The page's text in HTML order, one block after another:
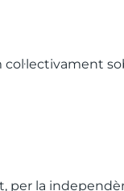
col·lectivament
per la